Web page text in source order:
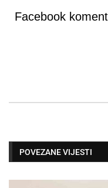
Facebook
POVEZANE VIJESTI